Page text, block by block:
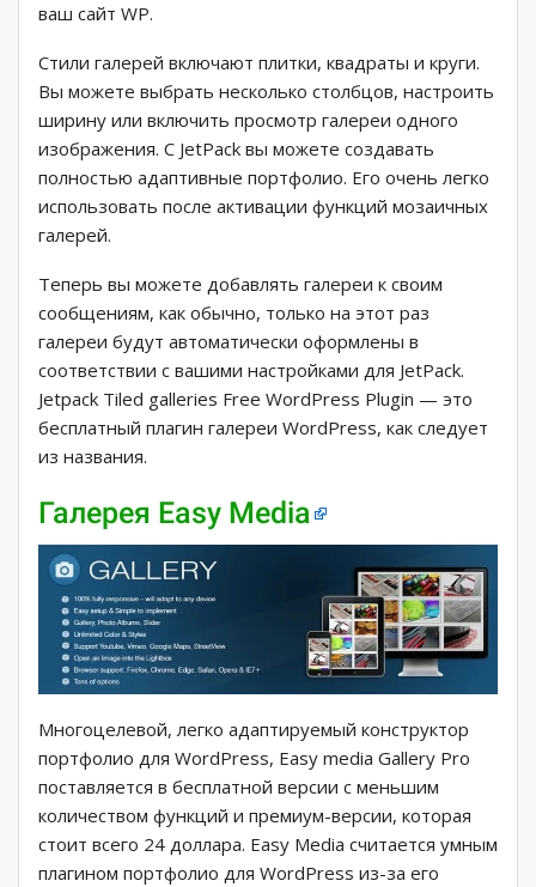
ваш сайт WP.
Стили галерей включают плитки, квадраты и круги.
Вы можете выбрать несколько столбцов, настроить
ширину или включить просмотр галереи одного
изображения. С JetPack вы можете создавать
полностью адаптивные портфолио. Его очень легко
использовать после активации функций мозаичных
галерей.
Теперь вы можете добавлять галереи к своим
сообщениям, как обычно, только на этот раз
галереи будут автоматически оформлены в
соответствии с вашими настройками для JetPack.
Jetpack Tiled galleries Free WordPress Plugin — это
бесплатный плагин галереи WordPress, как следует
из названия.
Галерея Easy Media
Многоцелевой, легко адаптируемый конструктор
портфолио для WordPress, Easy media Gallery Pro
поставляется в бесплатной версии с меньшим
количеством функций и премиум-версии, которая
стоит всего 24 доллара. Easy Media считается умным
плагином портфолио для WordPress из-за его